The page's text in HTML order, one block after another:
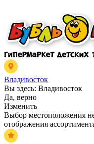
Владивосток
Вы здесь: Владивосток
Да, верно
Изменить
Выбор местоположения
отображения